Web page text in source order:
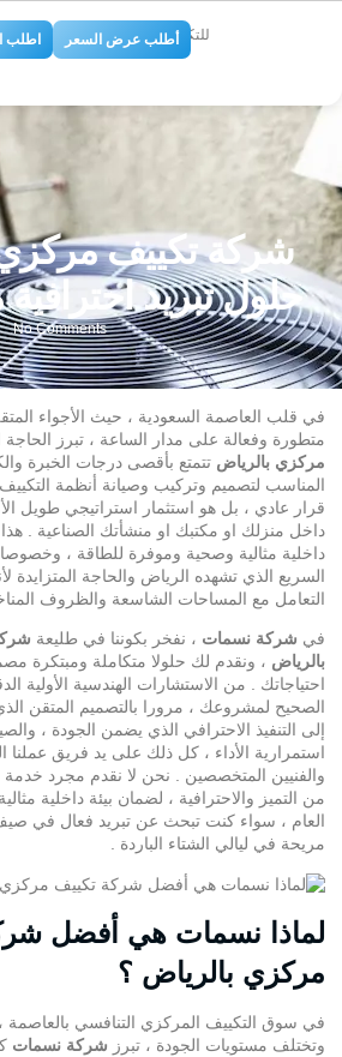
للتكييف والتبريد
أطلب عرض السعر اطلب
شركة تكييف
حلول تبريد
No Comments
في قلب العاصمة السعودية ، حيث الأجواء
متطورة وفعالة على مدار الساعة ، تبرز الحاجة
مركزي بالرياض تتمتع بأقصى درجات الخبرة
المناسب لتصميم وتركيب وصيانة أنظمة
قرار عادي ، بل هو استثمار استراتيجي طويل
داخل منزلك او مكتبك او منشأتك الصناعية .
داخلية مثالية وصحية وموفرة للطاقة ، وخصوصا
السريع الذي تشهده الرياض والحاجة المتزايدة
التعامل مع المساحات الشاسعة والظروف
في شركة نسمات ، نفخر بكوننا في طليعة
بالرياض ، ونقدم لك حلولا متكاملة ومبتكرة
احتياجاتك . من الاستشارات الهندسية الأولية
الصحيح لمشروعك ، مرورا بالتصميم المتقن
إلى التنفيذ الاحترافي الذي يضمن الجودة ،
استمرارية الأداء ، كل ذلك على يد فريق عملنا
والفنيين المتخصصين . نحن لا نقدم مجرد خدمة
من التميز والاحترافية ، لضمان بيئة داخلية
العام ، سواء كنت تبحث عن تبريد فعال في صيف
مريحة في ليالي الشتاء الباردة .
لماذا نسمات هي أفضل
مركزي بالرياض ؟
في سوق التكييف المركزي التنافسي بالعاصمة
وتختلف مستويات الجودة ، تبرز شركة نسمات